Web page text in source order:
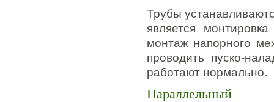
Трубы
является
монтаж напорного
проводить пуско-
работают нормально.
Параллельный